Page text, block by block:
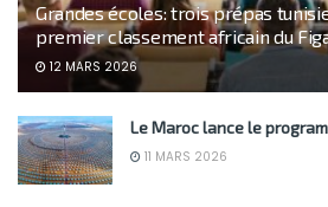
Grandes écoles: trois prépas
premier classement africain du
12 MARS 2026
Le Maroc lance le
11 MARS 2026